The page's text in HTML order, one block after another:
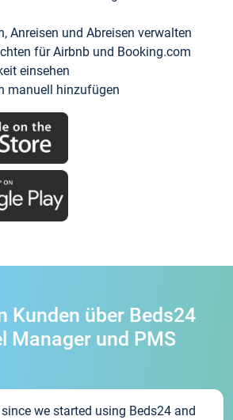
Anreisen und Abreisen verwalten
für Airbnb und Booking.com
einsehen
manuell hinzufügen
Kunden über Beds24
Manager und PMS
since we started using Beds24 and